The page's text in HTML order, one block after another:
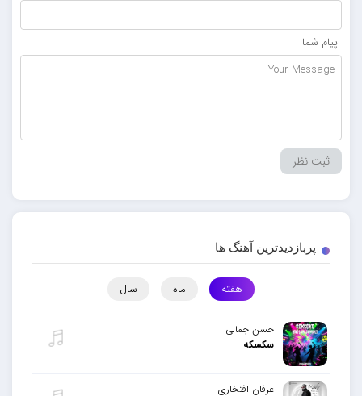
پیام شما
پربازدیدترین آهنگ ها
هفته ماه سال
حسن جمالی
سکسکه
عرفان افتخاری